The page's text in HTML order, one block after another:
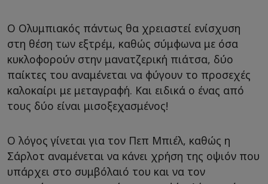
Ο Ολυμπιακός πάντως θα χρειαστεί ενίσχυση
στη θέση των εξτρέμ, καθώς σύμφωνα με όσα
κυκλοφορούν στην μανατζερική πιάτσα, δύο
παίκτες του αναμένεται να φύγουν το προσεχές
καλοκαίρι με μεταγραφή. Και ειδικά ο ένας από
τους δύο είναι μισοξεχασμένος!
O λόγος γίνεται για τον Πεπ Μπιέλ, καθώς η
Σάρλοτ αναμένεται να κάνει χρήση της οψιόν που
υπάρχει στο συμβόλαιό του και να τον